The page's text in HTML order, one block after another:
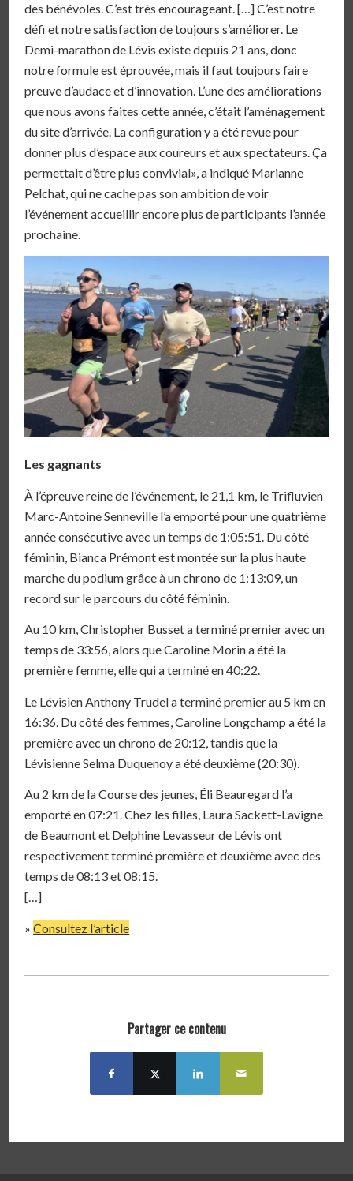
des bénévoles. C’est très encourageant. […] C’est notre
défi et notre satisfaction de toujours s’améliorer. Le
Demi-marathon de Lévis existe depuis 21 ans, donc
notre formule est éprouvée, mais il faut toujours faire
preuve d’audace et d’innovation. L’une des améliorations
que nous avons faites cette année, c’était l’aménagement
du site d’arrivée. La configuration y a été revue pour
donner plus d’espace aux coureurs et aux spectateurs. Ça
permettait d’être plus convivial», a indiqué Marianne
Pelchat, qui ne cache pas son ambition de voir
l’événement accueillir encore plus de participants l’année
prochaine.
Les gagnants
À l’épreuve reine de l’événement, le 21,1 km, le Trifluvien
Marc-Antoine Senneville l’a emporté pour une quatrième
année consécutive avec un temps de 1:05:51. Du côté
féminin, Bianca Prémont est montée sur la plus haute
marche du podium grâce à un chrono de 1:13:09, un
record sur le parcours du côté féminin.
Au 10 km, Christopher Busset a terminé premier avec un
temps de 33:56, alors que Caroline Morin a été la
première femme, elle qui a terminé en 40:22.
Le Lévisien Anthony Trudel a terminé premier au 5 km en
16:36. Du côté des femmes, Caroline Longchamp a été la
première avec un chrono de 20:12, tandis que la
Lévisienne Selma Duquenoy a été deuxième (20:30).
Au 2 km de la Course des jeunes, Éli Beauregard l’a
emporté en 07:21. Chez les filles, Laura Sackett-Lavigne
de Beaumont et Delphine Levasseur de Lévis ont
respectivement terminé première et deuxième avec des
temps de 08:13 et 08:15.
[…]
»Consultez l’article
Partager ce contenu